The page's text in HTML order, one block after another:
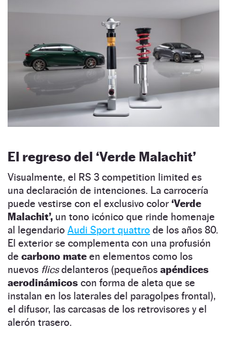
El regreso del ‘Verde Malachit’
Visualmente, el RS 3 competition limited es
una declaración de intenciones. La carrocería
puede vestirse con el exclusivo color ‘Verde
Malachit’, un tono icónico que rinde homenaje
al legendario Audi Sport quattro de los años 80.
El exterior se complementa con una profusión
de carbono mate en elementos como los
nuevos flicsdelanteros (pequeños apéndices
aerodinámicos con forma de aleta que se
instalan en los laterales del paragolpes frontal),
el difusor, las carcasas de los retrovisores y el
alerón trasero.